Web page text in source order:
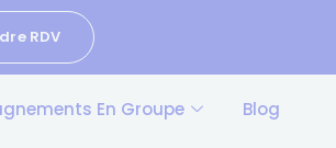
RDV
En Groupe Blog